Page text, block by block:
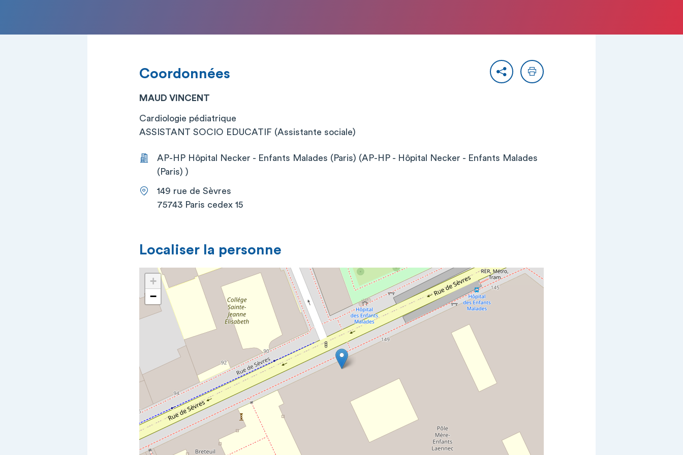
PartagerImprimer
Coordonnées
MAUD VINCENT
Cardiologie pédiatrique
ASSISTANT SOCIO EDUCATIF (Assistante sociale)
AP-HP Hôpital Necker - Enfants Malades (Paris) (AP-HP - Hôpital Necker - Enfants Malades
(Paris) )
149 rue de Sèvres
75743 Paris cedex 15
Localiser la personne
+
−